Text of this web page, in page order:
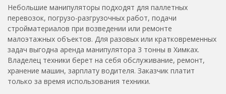
Небольшие манипуляторы подходят для паллетных
перевозок, погрузо-разгрузочных работ, подачи
стройматериалов при возведении или ремонте
малоэтажных объектов. Для разовых или кратковременных
задач выгодна аренда манипулятора 3 тонны в Химках.
Владелец техники берет на себя обслуживание, ремонт,
хранение машин, зарплату водителя. Заказчик платит
только за время использования техники.